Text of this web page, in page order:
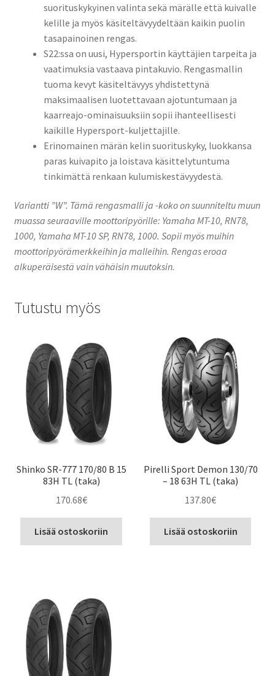
suorituskykyinen valinta sekä märälle että kuivalle
kelille ja myös käsiteltävyydeltään kaikin puolin
tasapainoinen rengas.
S22:ssa on uusi, Hypersportin käyttäjien tarpeita ja
vaatimuksia vastaava pintakuvio. Rengasmallin
tuoma kevyt käsiteltävyys yhdistettynä
maksimaalisen luotettavaan ajotuntumaan ja
kaarreajo-ominaisuuksiin sopii ihanteellisesti
kaikille Hypersport-kuljettajille.
Erinomainen märän kelin suorituskyky, luokkansa
paras kuivapito ja loistava käsittelytuntuma
tinkimättä renkaan kulumiskestävyydestä.
Variantti ”W”. Tämä rengasmalli ja -koko on suunniteltu muun
muassa seuraaville moottoripyörille: Yamaha MT-10, RN78,
1000, Yamaha MT-10 SP, RN78, 1000. Sopii myös muihin
moottoripyörämerkkeihin ja malleihin. Rengas eroaa
alkuperäisestä vain vähäisin muutoksin.
Tutustu myös
Shinko SR-777 170/80 B 15
83H TL (taka)
170.68€
Lisää ostoskoriin
Pirelli Sport Demon 130/70
– 18 63H TL (taka)
137.80€
Lisää ostoskoriin